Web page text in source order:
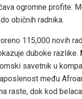
ogromne profite.
običnih radnika.
115,000 novih
duboke razlike.
savetnik u
među
raste, dok kod